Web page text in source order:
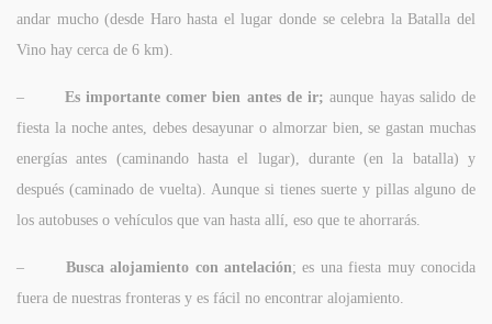
andar mucho (desde Haro hasta el lugar donde se celebra la Batalla del
Vino hay cerca de 6 km).
– Es importante comer bien antes de ir;aunque hayas salido de
fiesta la noche antes, debes desayunar o almorzar bien, se gastan muchas
energías antes (caminando hasta el lugar), durante (en la batalla) y
después (caminado de vuelta). Aunque si tienes suerte y pillas alguno de
los autobuses o vehículos que van hasta allí, eso que te ahorrarás.
– Busca alojamiento con antelación; es una fiesta muy conocida
fuera de nuestras fronteras y es fácil no encontrar alojamiento.